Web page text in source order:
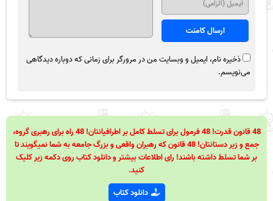
ذخیره نام، ایمیل و وبسایت من در مرورگر برای زمانی که دوباره دیدگاهی
می‌نویسم.
48 قانون قدرت! 48 فرمول برای تسلط کامل بر اطرافیانتان! 48 راه برای رهبری گروه،
جمع و زیر دستانتان! 48 قانون که رهبران واقعی و بزرگ جامعه به شما نمیگویند تا
بر شما تسلط داشته باشند! رای اطلاعات بیشتر و دانلود کتاب روی دکمه زیر کلیک
کنید.
دانلود کتاب